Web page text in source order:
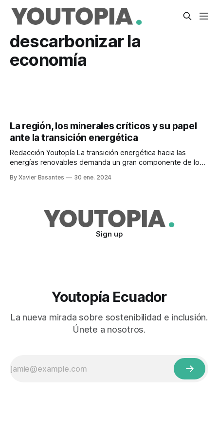
descarbonizar la
economía
La región, los minerales críticos y su papel
ante la transición energética
Redacción Youtopía La transición energética hacia las
energías renovables demanda un gran componente de los
oportunidades. Esa es una de las conclusiones que se
By Xavier Basantes 30 ene. 2024
Sign up
Youtopía Ecuador
La nueva mirada sobre sostenibilidad e inclusión.
Únete a nosotros.